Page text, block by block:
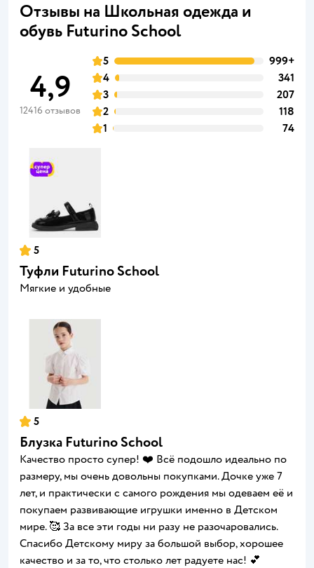
Отзывы на Школьная одежда и
обувь Futurino School
4,9
12416 отзывов
5
999+
4
341
3
207
2
118
1
74
5
Туфли Futurino School
Мягкие и удобные
5
Блузка Futurino School
Качество просто супер! ❤️ Всё подошло идеально по
размеру, мы очень довольны покупками. Дочке уже 7
лет, и практически с самого рождения мы одеваем её и
покупаем развивающие игрушки именно в Детском
мире. 🥰 За все эти годы ни разу не разочаровались.
Спасибо Детскому миру за большой выбор, хорошее
качество и за то, что столько лет радуете нас! 💕